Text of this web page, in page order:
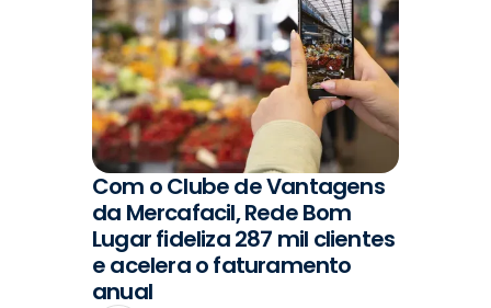
#VENDAS
Com o Clube de Vantagens
da Mercafacil, Rede Bom
Lugar fideliza 287 mil clientes
e acelera o faturamento
anual